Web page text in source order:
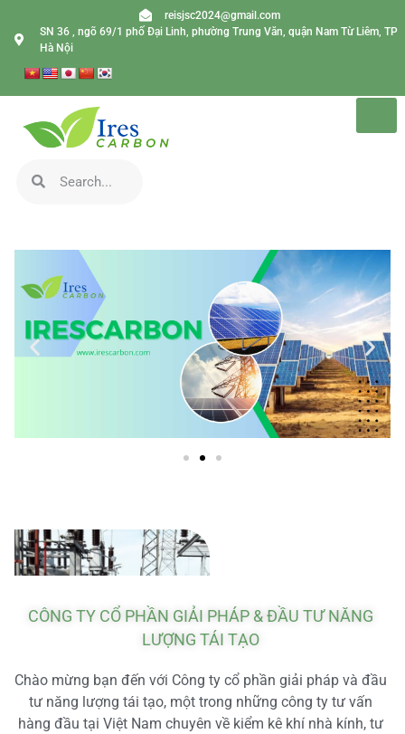
reisjsc2024@gmail.com
SN 36 , ngõ 69/1 phố Đại Linh, phường Trung Văn, quận Nam Từ Liêm, TP
Hà Nội
CÔNG TY CỔ PHẦN GIẢI PHÁP & ĐẦU TƯ NĂNG
LƯỢNG TÁI TẠO
Chào mừng bạn đến với Công ty cổ phần giải pháp và đầu
tư năng lượng tái tạo, một trong những công ty tư vấn
hàng đầu tại Việt Nam chuyên về kiểm kê khí nhà kính, tư